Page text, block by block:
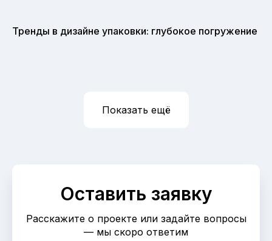
Тренды в дизайне упаковки: глубокое погружение
Показать ещё
Оставить заявку
Расскажите о проекте или задайте вопросы
— мы скоро ответим